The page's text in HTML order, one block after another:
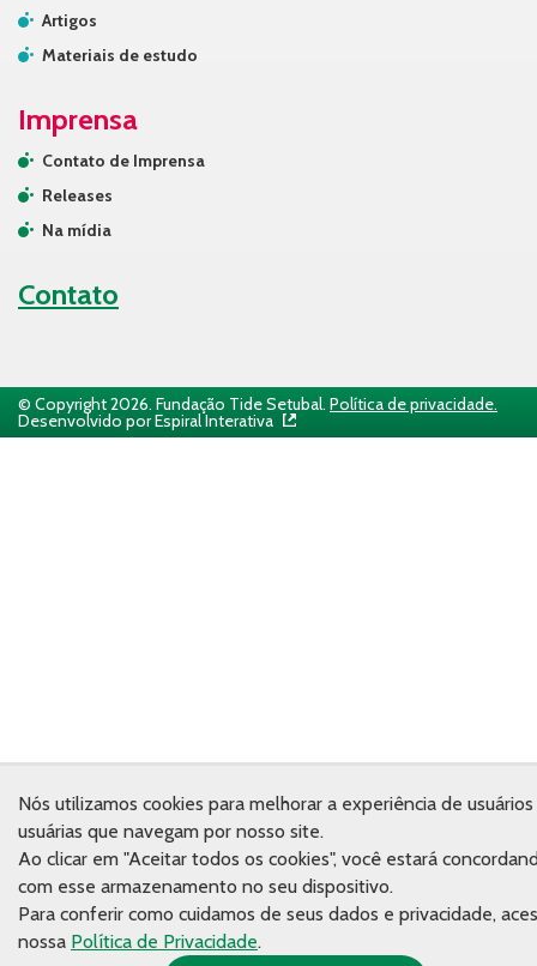
Artigos
Materiais de estudo
Imprensa
Contato de Imprensa
Releases
Na mídia
Contato
© Copyright 2026. Fundação Tide Setubal. Política de privacidade.
Desenvolvido por Espiral Interativa
Nós utilizamos cookies para melhorar a experiência de
usuárias que navegam por nosso site.
Ao clicar em "Aceitar todos os cookies", você estará
com esse armazenamento no seu dispositivo.
Para conferir como cuidamos de seus dados e privacidade,
nossa Política de Privacidade.